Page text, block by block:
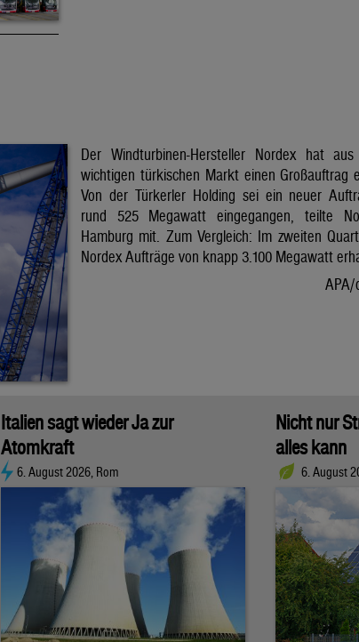
Der Windturbinen-Hersteller Nordex hat
wichtigen türkischen Markt einen Großauftrag
Von der Türkerler Holding sei ein neuer
rund 525 Megawatt eingegangen, teilte
Hamburg mit. Zum Vergleich: Im zweiten
Nordex Aufträge von knapp 3.100 Megawatt
APA/
Italien sagt wieder Ja zur
Atomkraft
6. August 2026, Rom
Nicht nur
alles kann
6. August